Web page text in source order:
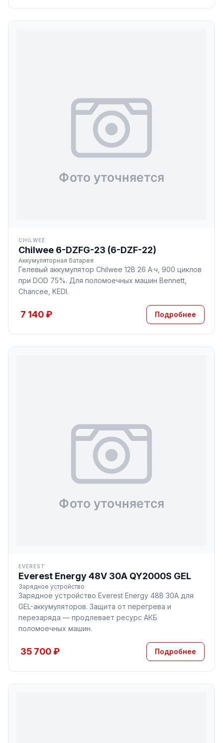
CHILWEE
Chilwee 6-DZFG-23 (6-DZF-22)
Аккумуляторная батарея
Гелевый аккумулятор Chilwee 12В 26 А·ч, 900 циклов
при DOD 75%. Для поломоечных машин Bennett,
Chancee, KEDI.
7 140 ₽ Подробнее
EVEREST
Everest Energy 48V 30A QY2000S GEL
Зарядное устройство
Зарядное устройство Everest Energy 48В 30А для
GEL-аккумуляторов. Защита от перегрева и
перезаряда — продлевает ресурс АКБ
поломоечных машин.
35 700 ₽ Подробнее